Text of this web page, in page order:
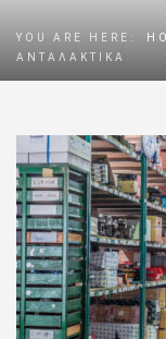
YOU ARE HERE:
ΑΝΤΑΛΑΚΤΙΚΆ